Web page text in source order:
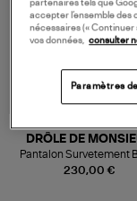
230,00 €
DRÔLE DE
Pantalon Survetement
partenaires tels que
accepter l’ensemble des
nécessaires (« Continuer
vos données,
consulter
Paramètres